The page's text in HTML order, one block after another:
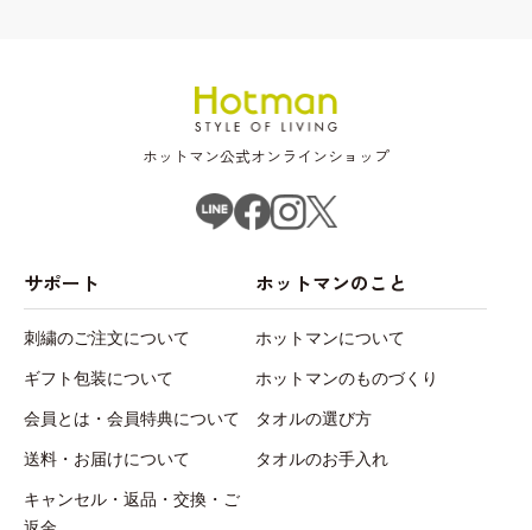
ホットマン公式オンラインショップ
サポート
刺繍のご注文について
ギフト包装について
会員とは・会員特典について
送料・お届けについて
キャンセル・返品・交換・ご
ホットマンのこと
ホットマンについて
ホットマンのものづくり
タオルの選び方
タオルのお手入れ